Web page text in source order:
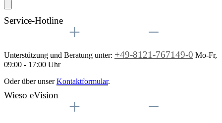
Service-Hotline
Unterstützung und Beratung unter: +49-8121-767149-0 Mo-Fr,
09:00 - 17:00 Uhr
Oder über unserKontaktformular.
Wieso eVision